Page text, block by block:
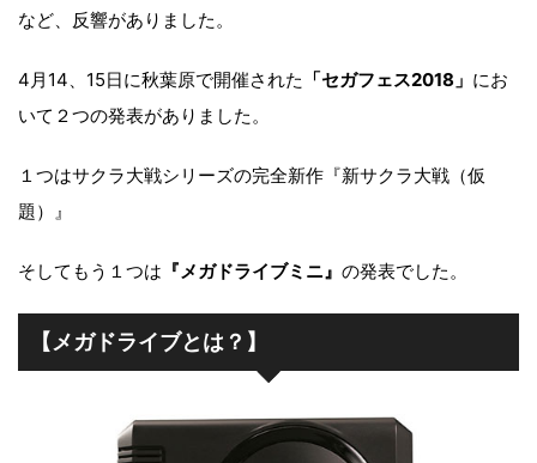
など、反響がありました。
4月14、15日に秋葉原で開催された 「セガフェス2018」 にお
いて２つの発表がありました。
１つはサクラ大戦シリーズの完全新作『新サクラ大戦（仮
題）』
そしてもう１つは 『メガドライブミニ』 の発表でした。
【メガドライブとは？】